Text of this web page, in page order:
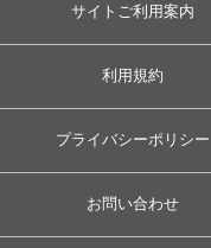
サイトご利用案内
利用規約
プライバシーポリシー
お問い合わせ